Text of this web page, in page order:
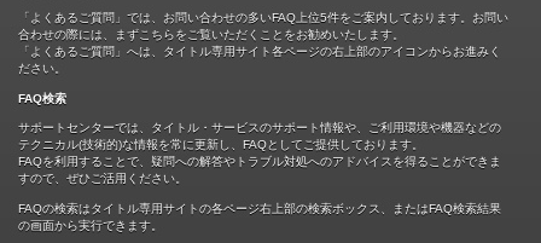
「よくあるご質問」では、お問い合わせの多いFAQ上位5件をご案内しております。お問い
合わせの際には、まずこちらをご覧いただくことをお勧めいたします。
「よくあるご質問」へは、タイトル専用サイト各ページの右上部のアイコンからお進みく
ださい。
FAQ検索
サポートセンターでは、タイトル・サービスのサポート情報や、ご利用環境や機器などの
テクニカル(技術的)な情報を常に更新し、FAQとしてご提供しております。
FAQを利用することで、疑問への解答やトラブル対処へのアドバイスを得ることができま
すので、ぜひご活用ください。
FAQの検索はタイトル専用サイトの各ページ右上部の検索ボックス、またはFAQ検索結果
の画面から実行できます。